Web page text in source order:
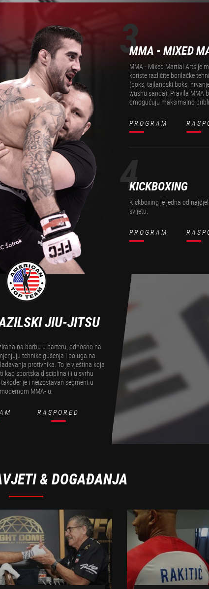
3MMA - MIXED
MMA - Mixed Martial Arts je
koriste različite borilačke
(boks, tajlandski boks,
wushu sanda). Pravila MMA
omogućuju maksimalno
PROGRAM
4KICKBOXING
Kickboxing je jedna od
svijetu.
PROGRAM
JIU-JITSU
na borbu u parteru, odnosno na
tehnike gušenja i poluga na
protivnika. To je vještina koja
kao sportska disciplina ili u svrhu
je i neizostavan segment u
modernom MMA- u.
RASPORED
& DOGAĐANJA